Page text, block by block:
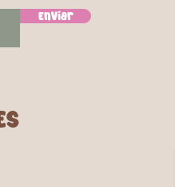
Enviar